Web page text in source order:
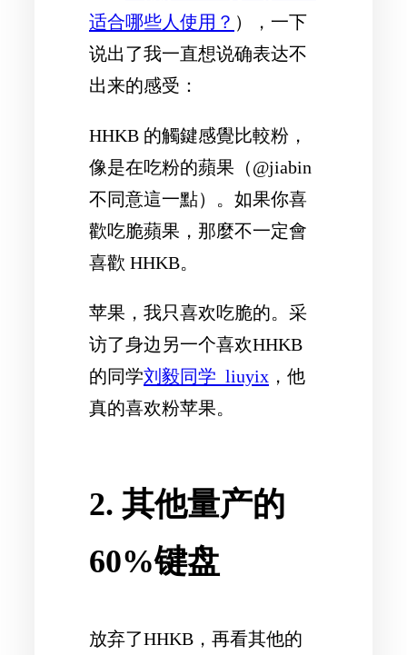
适合哪些人使用？ ），一下
说出了我一直想说确表达不
出来的感受：
HHKB 的觸鍵感覺比較粉，
像是在吃粉的蘋果（@jiabin
不同意這一點）。如果你喜
歡吃脆蘋果，那麼不一定會
喜歡 HHKB。
苹果，我只喜欢吃脆的。采
访了身边另一个喜欢HHKB
的同学刘毅同学_liuyix ，他
真的喜欢粉苹果。
2. 其他量产的
60%键盘
放弃了HHKB，再看其他的